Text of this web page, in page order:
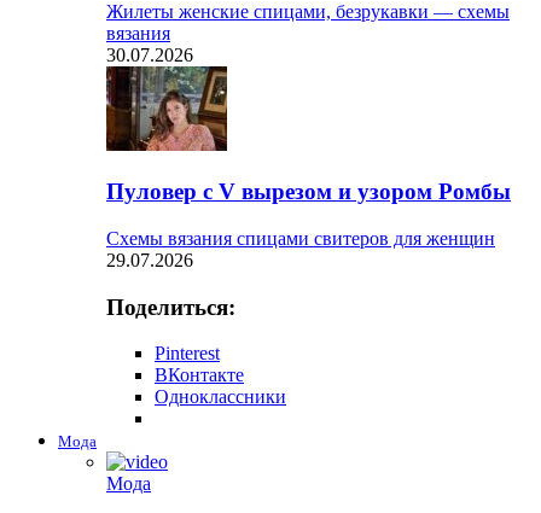
Жилеты женские спицами, безрукавки — схемы
вязания
30.07.2026
Пуловер с V вырезом и узором Ромбы
Схемы вязания спицами свитеров для женщин
29.07.2026
Поделиться:
Pinterest
ВКонтакте
Одноклассники
Мода
Мода